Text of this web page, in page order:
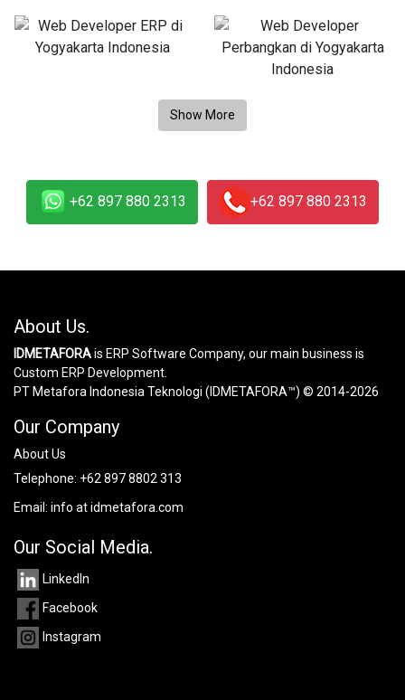
+62 897 880 2313 +62 897 880 2313
About Us.
IDMETAFORAis ERP Software Company, our main business is
Custom ERP Development.
PT Metafora Indonesia Teknologi (IDMETAFORA™) © 2014-2026
Our Company
About Us
Telephone: +62 897 8802 313
Email: info at idmetafora.com
Our Social Media.
LinkedIn
Facebook
Instagram